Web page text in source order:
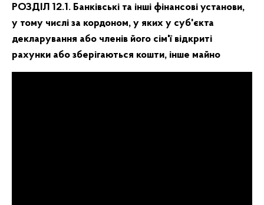
РОЗДІЛ 12.1. Банківські та інші фінансові установи,
у тому числі за кордоном, у яких у суб'єкта
декларування або членів його сім'ї відкриті
рахунки або зберігаються кошти, інше майно